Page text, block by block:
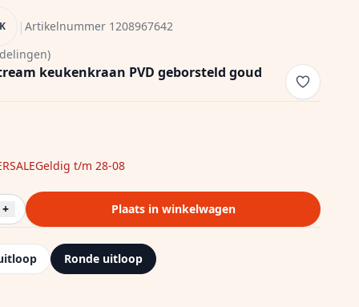
| Artikelnummer 1208967642
keukenkraan PVD geborsteld goud
Geldig t/m 28-08
+ Plaats in winkelwagen
Ronde uitloop